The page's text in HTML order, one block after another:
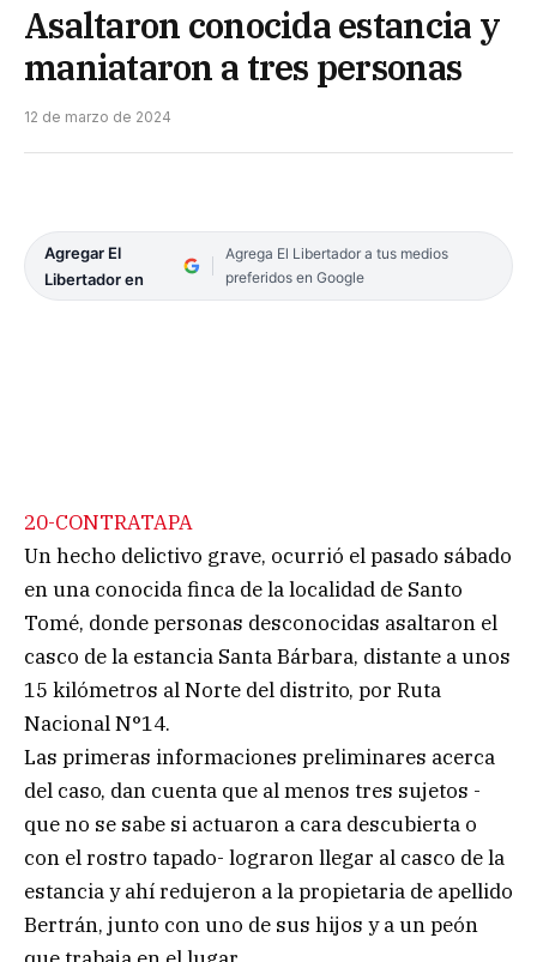
Asaltaron conocida estancia y
maniataron a tres personas
12 de marzo de 2024
Agregar El
Libertador en
Agrega El Libertador a tus medios
preferidos en Google
20-CONTRATAPA
Un hecho delictivo grave, ocurrió el pasado sábado
en una conocida finca de la localidad de Santo
Tomé, donde personas desconocidas asaltaron el
casco de la estancia Santa Bárbara, distante a unos
15 kilómetros al Norte del distrito, por Ruta
Nacional N°14.
Las primeras informaciones preliminares acerca
del caso, dan cuenta que al menos tres sujetos -
que no se sabe si actuaron a cara descubierta o
con el rostro tapado- lograron llegar al casco de la
estancia y ahí redujeron a la propietaria de apellido
Bertrán, junto con uno de sus hijos y a un peón